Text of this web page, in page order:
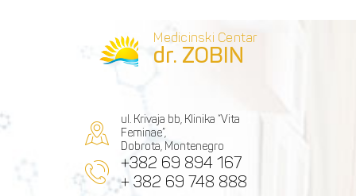
Medicinski Centar
dr. ZOBIN
ul. Krivaja bb, Klinika “Vita
Feminae”,
Dobrota, Montenegro
+382 69 894 167
+ 382 69 748 888